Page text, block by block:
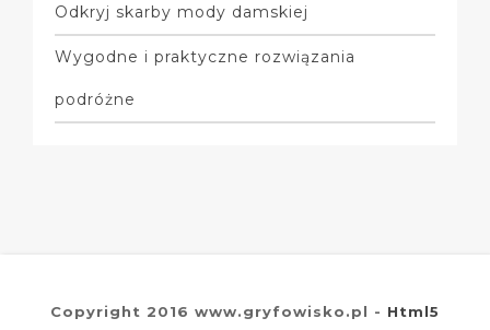
Odkryj skarby mody damskiej
Wygodne i praktyczne rozwiązania
podróżne
Copyright 2016 www.gryfowisko.pl - Html5